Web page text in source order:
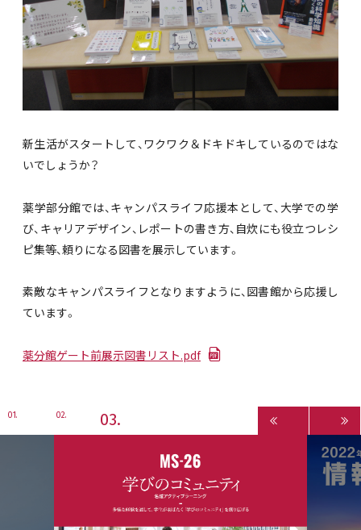
新生活がスタートして、ワクワク＆ドキドキしているのではな
いでしょうか？
薬学部分館では、キャンパスライフ応援本として、大学での学
び、キャリアデザイン、レポートの書き方、自炊にも役立つレシ
ピ集等、頼りになる図書を展示しています。
素敵なキャンパスライフとなりますように、図書館から応援し
ています。
薬分館ゲート前展示図書リスト.pdf
1 2 3